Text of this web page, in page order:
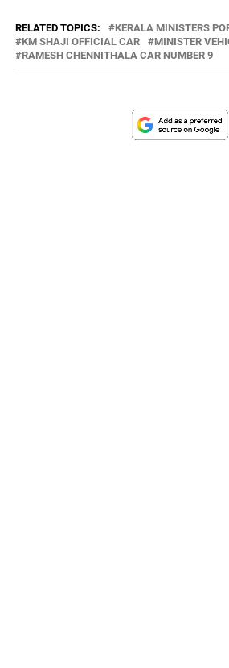
RELATED TOPICS:
KERALA MINISTERS
KM SHAJI OFFICIAL CAR
MINISTER
RAMESH CHENNITHALA CAR NUMBER 9